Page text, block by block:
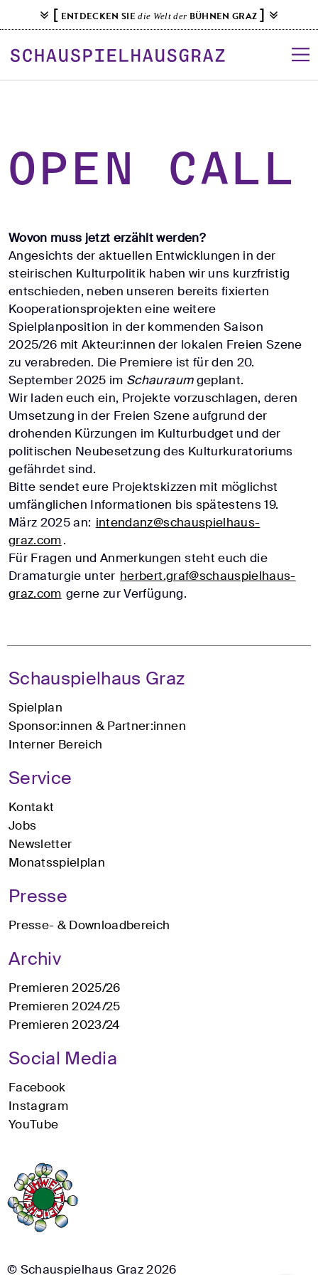
k
p
t
[ ENTDECKEN SIEdie Welt der BÜHNEN GRAZ ]
Open call
Wovon muss jetzt erzählt werden?
Angesichts der aktuellen Entwicklungen in der
steirischen Kulturpolitik haben wir uns kurzfristig
entschieden, neben unseren bereits fixierten
Kooperationsprojekten eine weitere
Spielplanposition in der kommenden Saison
2025/26 mit Akteur:innen der lokalen Freien Szene
zu verabreden. Die Premiere ist für den 20.
September 2025 im Schauraumgeplant.
Wir laden euch ein, Projekte vorzuschlagen, deren
Umsetzung in der Freien Szene aufgrund der
drohenden Kürzungen im Kulturbudget und der
politischen Neubesetzung des Kulturkuratoriums
gefährdet sind.
Bitte sendet eure Projektskizzen mit möglichst
umfänglichen Informationen bis spätestens 19.
März 2025 an: intendanz@schauspielhaus-
graz.com.
Für Fragen und Anmerkungen steht euch die
Dramaturgie unter herbert.graf@schauspielhaus-
graz.com gerne zur Verfügung.
Schauspielhaus Graz
Spielplan
Sponsor:innen & Partner:innen
Interner Bereich
Service
Kontakt
Jobs
Newsletter
Monatsspielplan
Presse
Presse- & Downloadbereich
Archiv
Premieren 2025/26
Premieren 2024/25
Premieren 2023/24
Social Media
Facebook
Instagram
YouTube
© Schauspielhaus Graz 2026